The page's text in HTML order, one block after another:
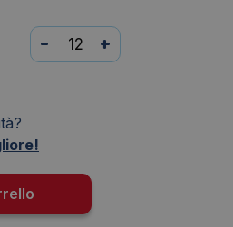
Evidenziatore
Tratto
5
grigio
pastello
- +